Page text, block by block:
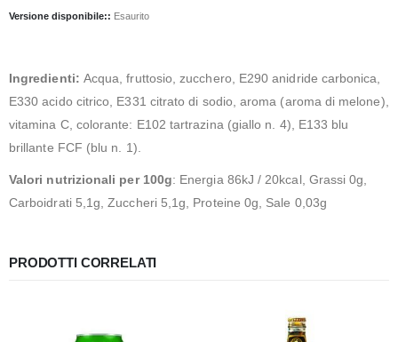
Versione disponibile:: Esaurito
Ingredienti: Acqua, fruttosio, zucchero, E290 anidride carbonica,
E330 acido citrico, E331 citrato di sodio, aroma (aroma di melone),
vitamina C, colorante: E102 tartrazina (giallo n. 4), E133 blu
brillante FCF (blu n. 1).
Valori nutrizionali per 100g: Energia 86kJ / 20kcal, Grassi 0g,
Carboidrati 5,1g, Zuccheri 5,1g, Proteine ​​0g, Sale 0,03g
PRODOTTI CORRELATI